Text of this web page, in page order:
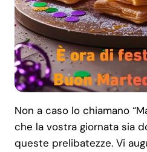
Non a caso lo chiamano
che la vostra giornata sia
queste prelibatezze. Vi